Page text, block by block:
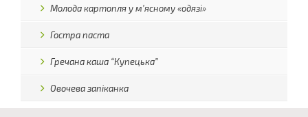
Молода картопля у м’ясному «одязі»
Гостра паста
Гречана каша “Купецька”
Овочева запіканка